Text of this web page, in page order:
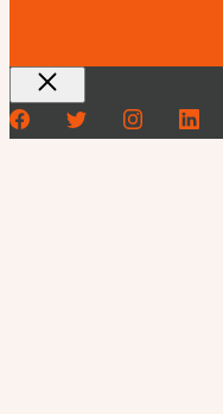
Fermer